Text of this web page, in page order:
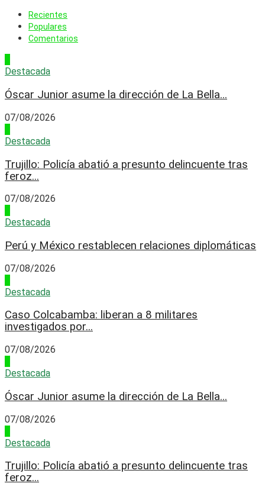
Recientes
Populares
Comentarios
Destacada
Óscar Junior asume la dirección de La Bella...
07/08/2026
Destacada
Trujillo: Policía abatió a presunto delincuente tras
feroz...
07/08/2026
Destacada
Perú y México restablecen relaciones diplomáticas
07/08/2026
Destacada
Caso Colcabamba: liberan a 8 militares
investigados por...
07/08/2026
Destacada
Óscar Junior asume la dirección de La Bella...
07/08/2026
Destacada
Trujillo: Policía abatió a presunto delincuente tras
feroz...